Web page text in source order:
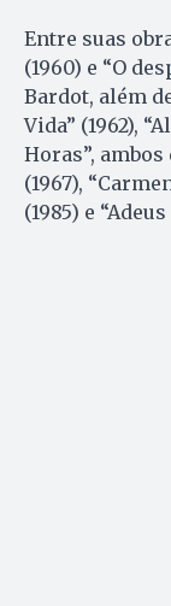
Entre suas
(1960) e “O
Bardot, além
Vida” (1962),
Horas”, ambos
(1967),
(1985) e